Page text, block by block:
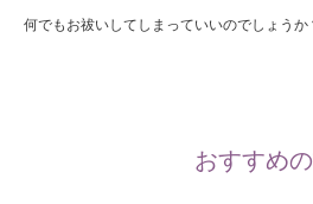
何でもお祓いしてしまっていいのでしょうか
おすすめ